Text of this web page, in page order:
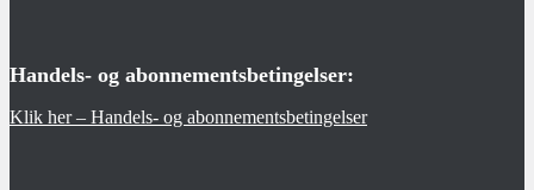
Handels- og abonnementsbetingelser:
Klik her – Handels- og abonnementsbetingelser